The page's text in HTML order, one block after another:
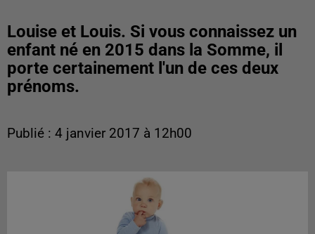
Louise et Louis. Si vous connaissez un
enfant né en 2015 dans la Somme, il
porte certainement l'un de ces deux
prénoms.
Publié : 4 janvier 2017 à 12h00